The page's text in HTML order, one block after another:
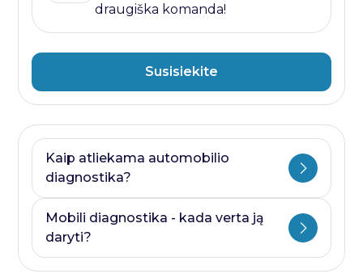
draugiška komanda!
Susisiekite
Kaip atliekama automobilio
diagnostika?
Ji visada prasideda nuo kompiuterines
diagnostikos ir baigiasi papildomais
Mobili diagnostika - kada verta ją
daryti?